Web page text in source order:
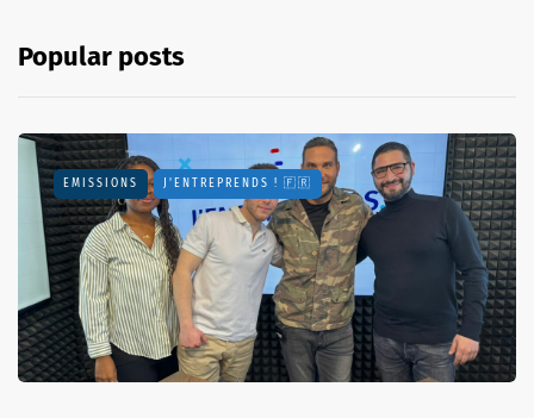
Popular posts
EMISSIONS J'ENTREPRENDS ! 🇫🇷